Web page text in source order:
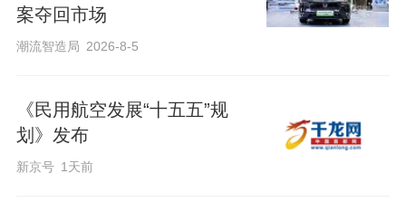
案夺回市场
潮流智造局 2026-8-5
《民用航空发展“十五五”规
划》发布
新京号 1天前